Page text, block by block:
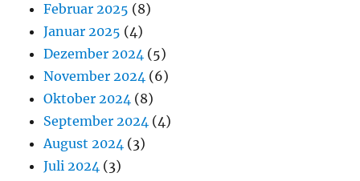
Februar 2025 (8)
Januar 2025 (4)
Dezember 2024 (5)
November 2024 (6)
Oktober 2024 (8)
September 2024 (4)
August 2024 (3)
Juli 2024 (3)